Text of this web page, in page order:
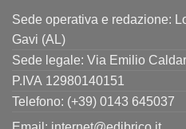
Sede operativa e redazione:
Gavi (AL)
Sede legale: Via Emilio
P.IVA 12980140151
Telefono: (+39) 0143 645037